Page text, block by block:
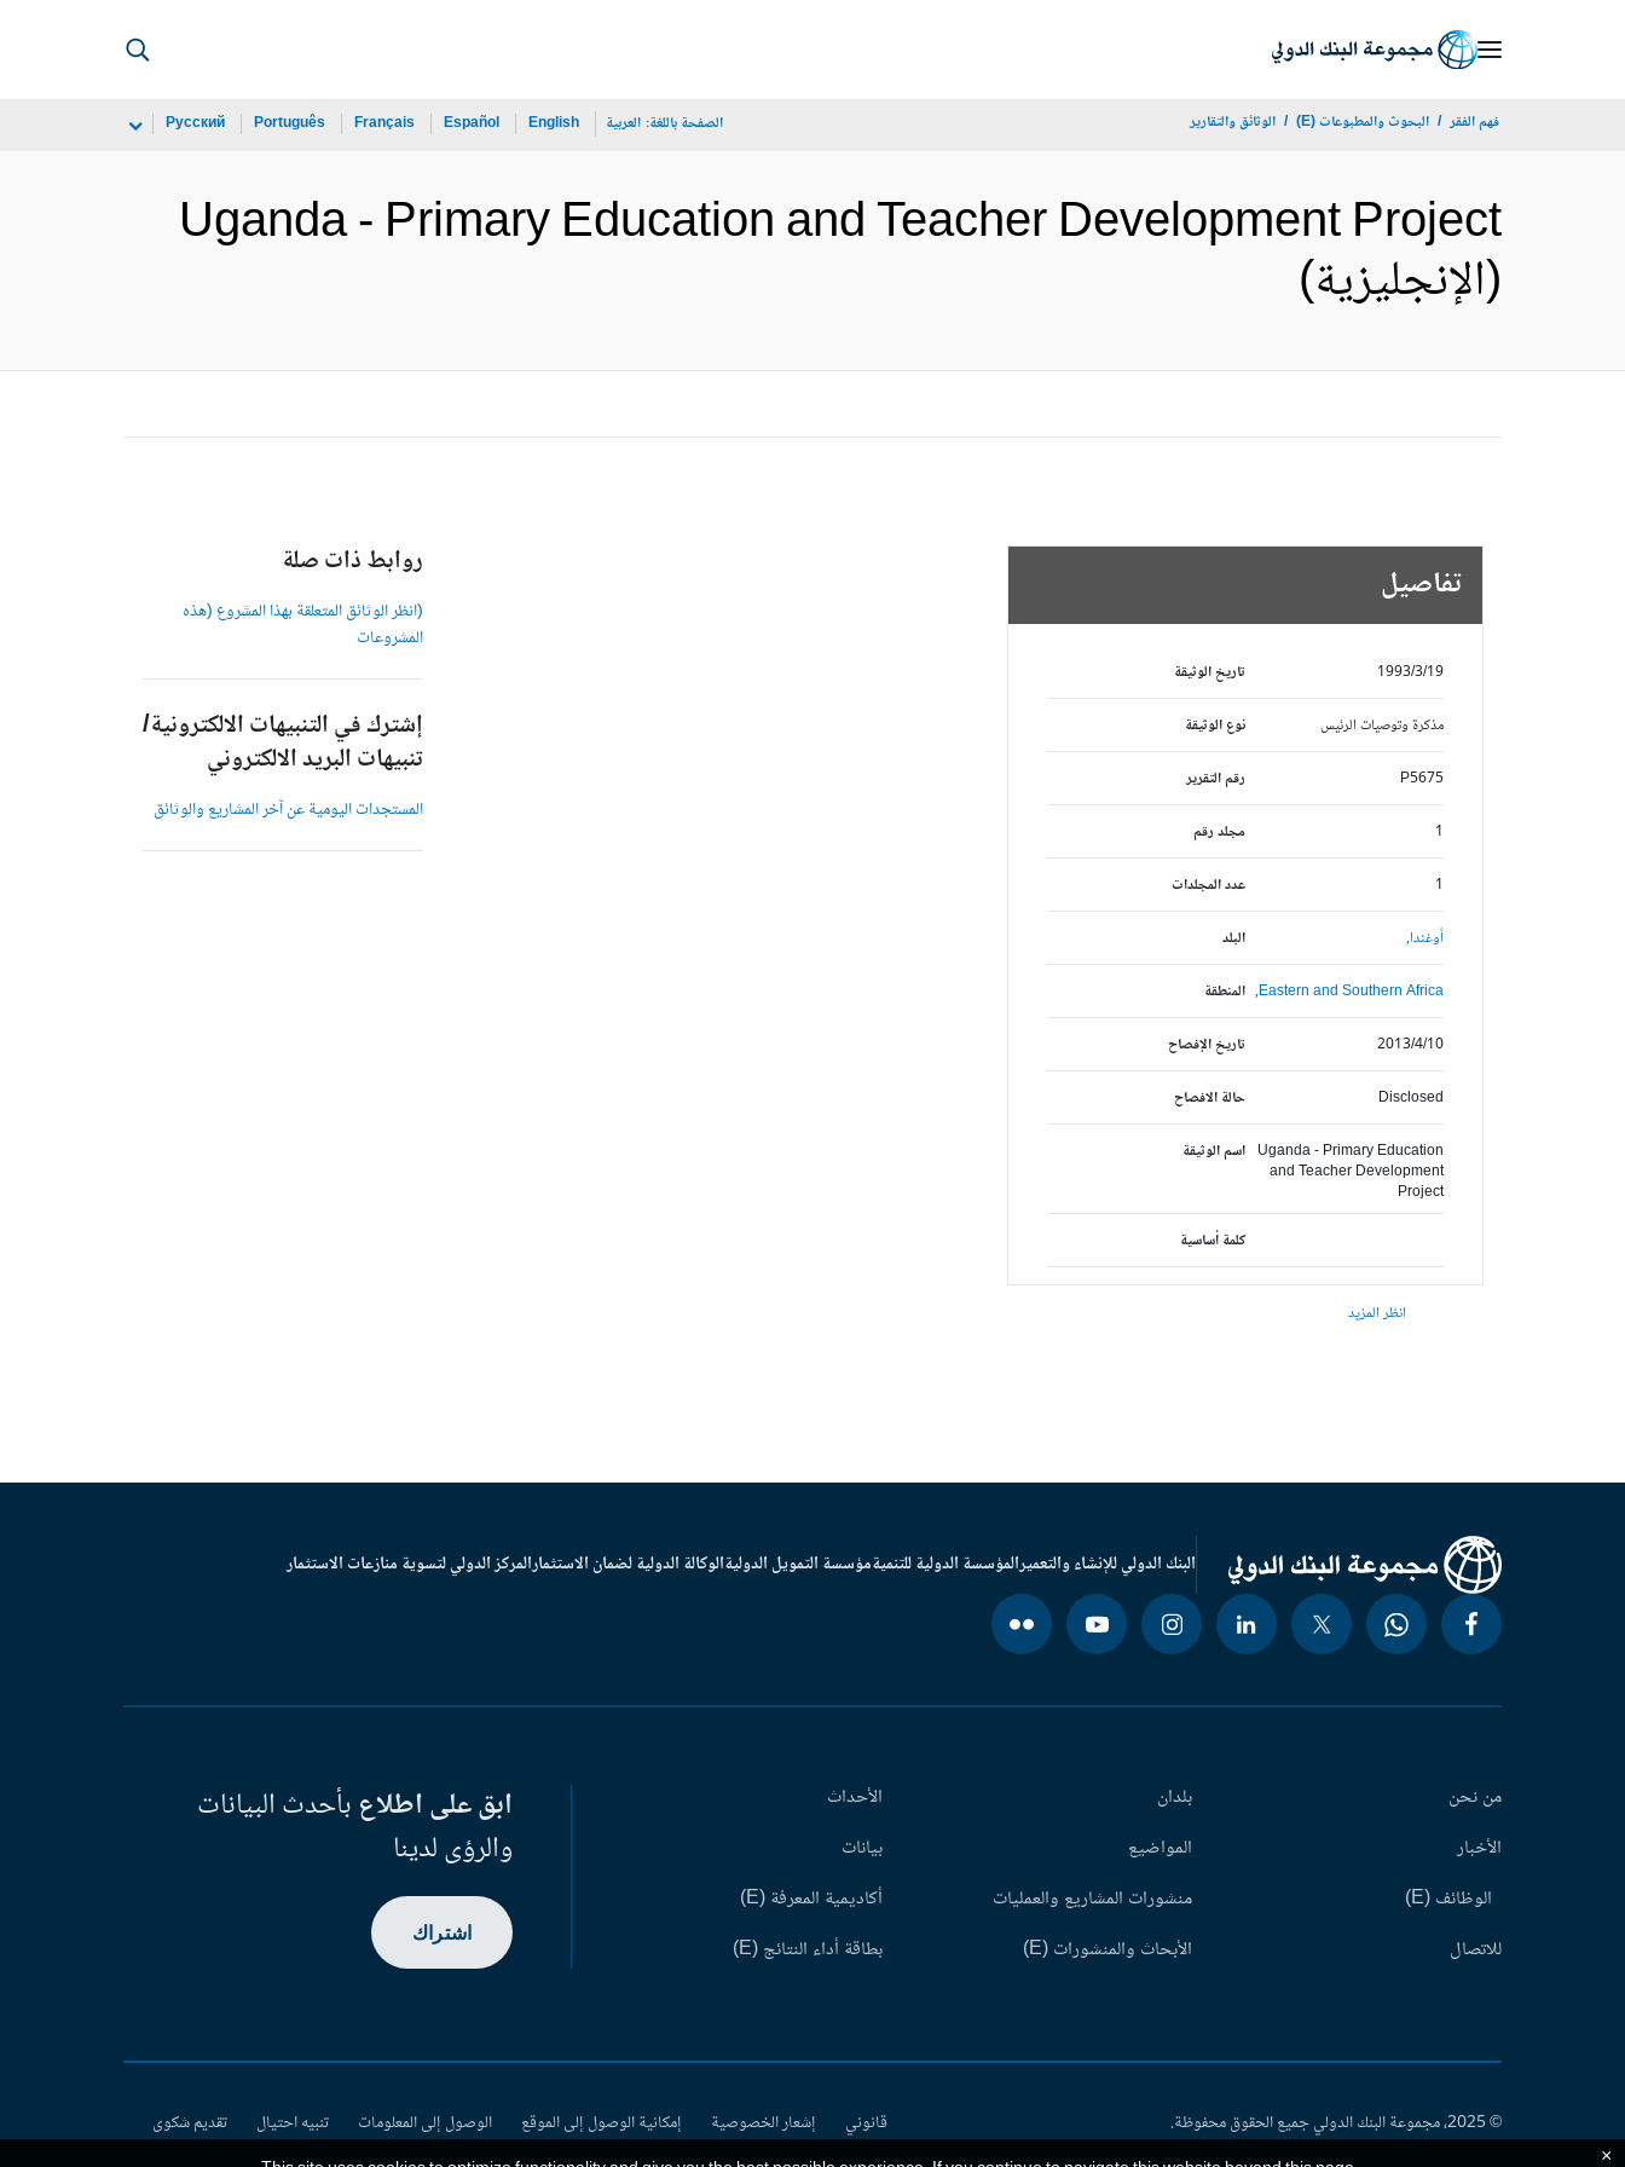
فهم الفقر البحوث والمطبوعات (E) الوثائق والتقارير الصفحة باللغة: العربية English
Español
Français
Português
Русский
Uganda - Primary Education and Teacher Development Project
(الإنجليزية)
تفاصيل
تاريخ الوثيقة 1993/3/19
نوع الوثيقة مذكرة وتوصيات الرئيس
رقم التقرير P5675
مجلد رقم 1
عدد المجلدات 1
البلد أوغندا,
المنطقة Eastern and Southern Africa,
تاريخ الإفصاح 2013/4/10
حالة الافصاح Disclosed
اسم الوثيقة Uganda - Primary Education
and Teacher Development
Project
كلمة أساسية
انظر المزيد
روابط ذات صلة
(انظر الوثائق المتعلقة بهذا المشروع (هذه
المشروعات
إشترك في التنبيهات الالكترونية/
تنبيهات البريد الالكتروني
المستجدات اليومية عن آخر المشاريع والوثائق
البنك الدولي للإنشاء والتعميرالمؤسسة الدولية للتنميةمؤسسة التمويل الدوليةالوكالة الدولية لضمان الاستثمارالمركز الدولي لتسوية منازعات الاستثمار
من نحن
الأخبار
الوظائف (E)
للاتصال
بلدان
المواضيع
منشورات المشاريع والعمليات
الأبحاث والمنشورات (E)
الأحداث
بيانات
أكاديمية المعرفة (E)
بطاقة أداء النتائج (E)
ابق على اطلاعبأحدث البيانات
والرؤى لدينا
اشتراك
© 2025، مجموعة البنك الدولي جميع الحقوق محفوظة. قانوني إشعار الخصوصية إمكانية الوصول إلى الموقع الوصول إلى المعلومات تنبيه احتيال
تقديم شكوى
×